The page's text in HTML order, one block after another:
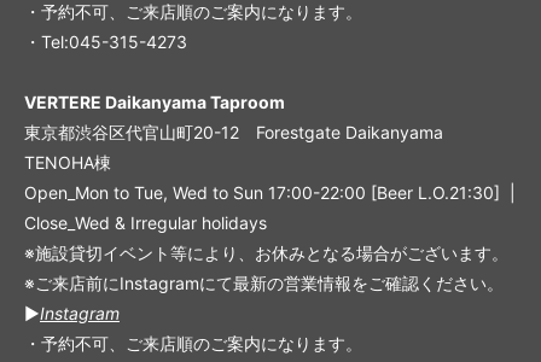
・予約不可、ご来店順のご案内になります。
・Tel:045-315-4273
VERTERE Daikanyama Taproom
東京都渋谷区代官山町20-12 Forestgate Daikanyama
TENOHA棟
Open_Mon to Tue, Wed to Sun 17:00-22:00 [Beer L.O.21:30] |
Close_Wed & Irregular holidays
※施設貸切イベント等により、お休みとなる場合がございます。
※ご来店前にInstagramにて最新の営業情報をご確認ください。
▶︎Instagram
・予約不可、ご来店順のご案内になります。